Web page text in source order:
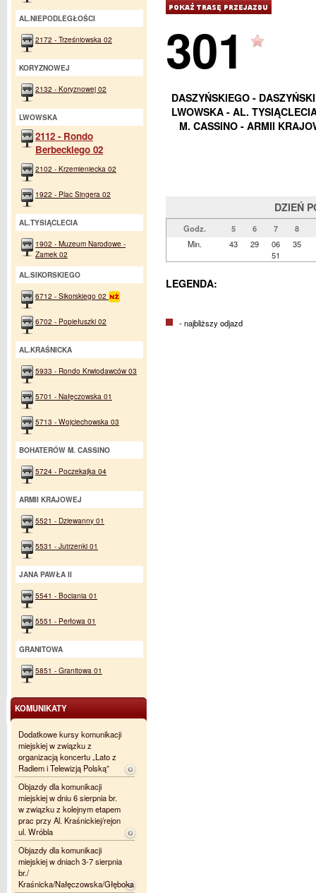
301
DASZYŃSKIEGO -
LWOWSKA - AL.
M. CASSINO - ARMII
DZIEŃ
Godz. 5 6 7
8
Min.
43 29
06
51
35
LEGENDA:
- najbliższy odjazd
AL.NIEPODLEGŁOŚCI
2172 - Trześniowska 02
KORYZNOWEJ
2132 - Koryznowej 02
LWOWSKA
2112 - Rondo
Berbeckiego 02
2102 - Krzemieniecka 02
1922 - Plac Singera 02
AL.TYSIĄCLECIA
1902 - Muzeum Narodowe -
Zamek 02
AL.SIKORSKIEGO
6712 - Sikorskiego 02
6702 - Popiełuszki 02
AL.KRAŚNICKA
5933 - Rondo Krwiodawców 03
5701 - Nałęczowska 01
5713 - Wojciechowska 03
BOHATERÓW M. CASSINO
5724 - Poczekajka 04
ARMII KRAJOWEJ
5521 - Dziewanny 01
5531 - Jutrzenki 01
JANA PAWŁA II
5541 - Bociania 01
5551 - Perłowa 01
GRANITOWA
5851 - Granitowa 01
KOMUNIKATY
Dodatkowe kursy komunikacji
miejskiej w związku z
organizacją koncertu „Lato z
Radiem i Telewizją Polską”
Objazdy dla komunikacji
miejskiej w dniu 6 sierpnia br.
w związku z kolejnym etapem
prac przy Al. Kraśnickiej/rejon
ul. Wróbla
Objazdy dla komunikacji
miejskiej w dniach 3-7 sierpnia
br./
Kraśnicka/Nałęczowska/Głęboka